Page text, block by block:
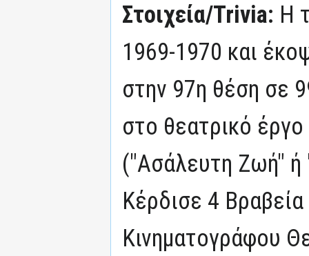
Στοιχεία/Trivia: Η
1969-1970 και
στην 97η θέση σε
στο θεατρικό
("Ασάλευτη Ζωή" ή
Κέρδισε 4
Κινηματογράφου